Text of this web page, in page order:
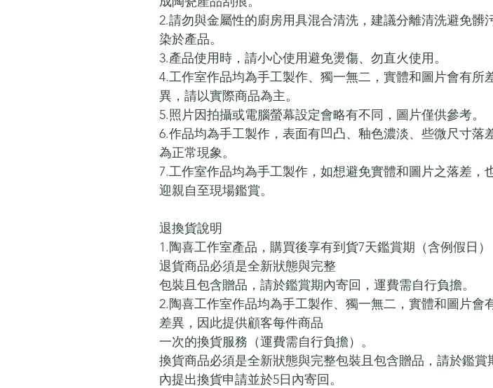
2.請勿與金屬性的廚房用具混合清洗，建議分離清洗避免髒
染於產品。
3.產品使用時，請小心使用避免燙傷、勿直火使用。
4.工作室作品均為手工製作、獨一無二，實體和圖片會有所
異，請以實際商品為主。
5.照片因拍攝或電腦螢幕設定會略有不同，圖片僅供參考。
6.作品均為手工製作，表面有凹凸、釉色濃淡、些微尺寸落
為正常現象。
7.工作室作品均為手工製作，如想避免實體和圖片之落差，
迎親自至現場鑑賞。
退換貨說明
1.陶喜工作室產品，購買後享有到貨7天鑑賞期（含例假日）
退貨商品必須是全新狀態與完整
包裝且包含贈品，請於鑑賞期內寄回，運費需自行負擔。
2.陶喜工作室作品均為手工製作、獨一無二，實體和圖片會
差異，因此提供顧客每件商品
一次的換貨服務（運費需自行負擔）。
換貨商品必須是全新狀態與完整包裝且包含贈品，請於鑑賞
內提出換貨申請並於5日內寄回。